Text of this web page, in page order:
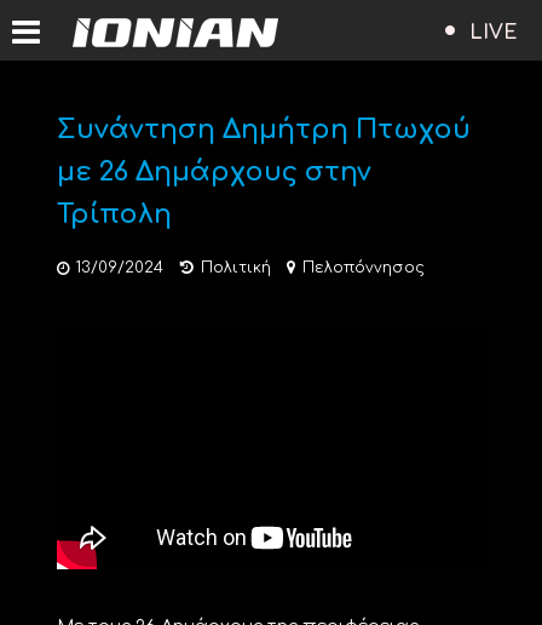
LIVE
Συνάντηση Δημήτρη Πτωχού
με 26 Δημάρχους στην
Τρίπολη
13/09/2024 Πολιτική Πελοπόννησος